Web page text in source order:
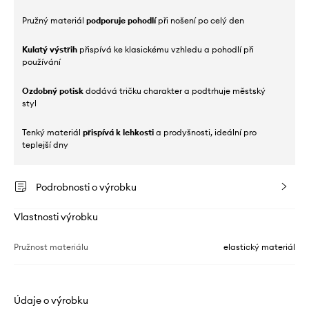
Pružný materiál podporuje pohodlípři nošení po celý den
Kulatý výstřih přispívá ke klasickému vzhledu a pohodlí při
používání
Ozdobný potisk dodává tričku charakter a podtrhuje městský
styl
Tenký materiál přispívá k lehkosti a prodyšnosti, ideální pro
teplejší dny
Podrobnosti o výrobku
Vlastnosti výrobku
Pružnost materiálu elastický materiál
Údaje o výrobku